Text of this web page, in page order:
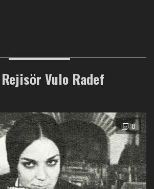
Vulo Radef
0